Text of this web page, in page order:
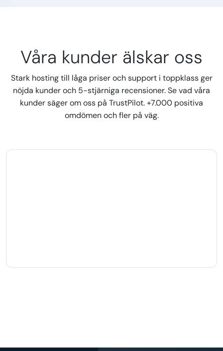
Våra kunder älskar oss
Stark hosting till låga priser och support i toppklass ger
nöjda kunder och 5-stjärniga recensioner. Se vad våra
kunder säger om oss på TrustPilot. +7.000 positiva
omdömen och fler på väg.